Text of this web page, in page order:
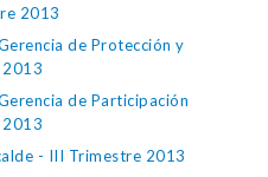
2013
de Protección y
de Participación
2013
- III Trimestre 2013